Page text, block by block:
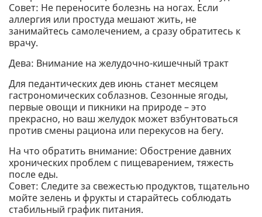
Совет: Не переносите болезнь на ногах. Если
аллергия или простуда мешают жить, не
занимайтесь самолечением, а сразу обратитесь к
врачу.
Дева: Внимание на желудочно-кишечный тракт
Для педантических дев июнь станет месяцем
гастрономических соблазнов. Сезонные ягоды,
первые овощи и пикники на природе – это
прекрасно, но ваш желудок может взбунтоваться
против смены рациона или перекусов на бегу.
На что обратить внимание: Обострение давних
хронических проблем с пищеварением, тяжесть
после еды.
Совет: Следите за свежестью продуктов, тщательно
мойте зелень и фрукты и старайтесь соблюдать
стабильный график питания.